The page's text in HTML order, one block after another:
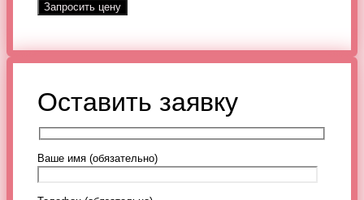
Оставить заявку
Ваше имя (обязательно)